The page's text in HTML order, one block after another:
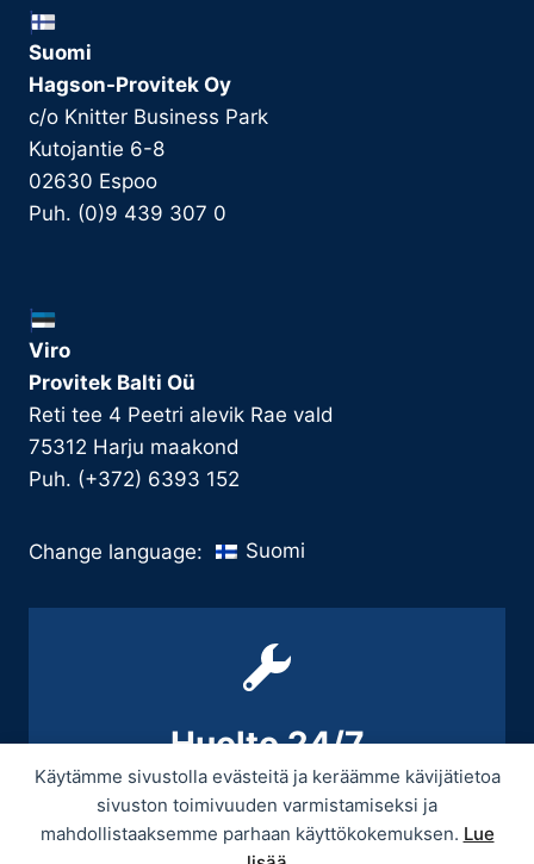
Käytämme sivustolla evästeitä ja keräämme kävijätietoa
sivuston toimivuuden varmistamiseksi ja
mahdollistaaksemme parhaan käyttökokemuksen. Lue
Suomi
Hagson-Provitek Oy
c/o Knitter Business Park
Kutojantie 6-8
02630 Espoo
Puh. (0)9 439 307 0
Viro
Provitek Balti Oü
Reti tee 4 Peetri alevik Rae vald
75312 Harju maakond
Puh. (+372) 6393 152
Change language: Suomi
Huolto 24/7
+358 9 439 3070 / +358 50 545 5664